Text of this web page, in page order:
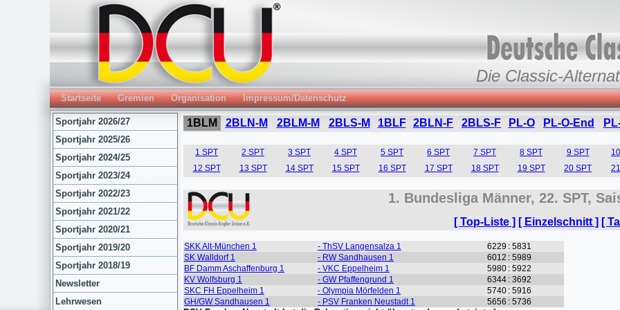
Die Classic-
Startseite Gremien Organisation Impressum/Datenschutz
Sportjahr 2026/27
Sportjahr 2025/26
Sportjahr 2024/25
Sportjahr 2023/24
Sportjahr 2022/23
Sportjahr 2021/22
Sportjahr 2020/21
Sportjahr 2019/20
Sportjahr 2018/19
Newsletter
Lehrwesen